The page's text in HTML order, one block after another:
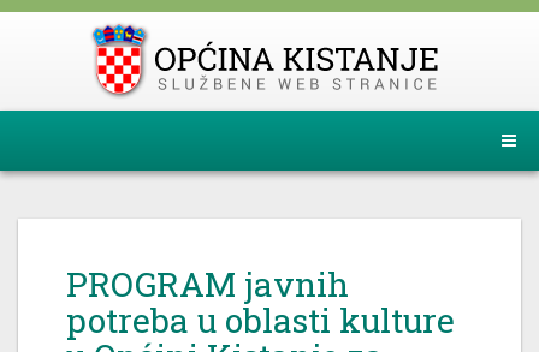
PROGRAM javnih
potreba u oblasti kulture